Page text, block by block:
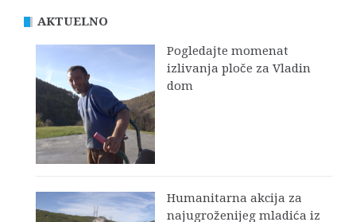
AKTUELNO
Pogledajte momenat
izlivanja ploče za Vladin
dom
Humanitarna akcija za
najugroženijeg mladića iz